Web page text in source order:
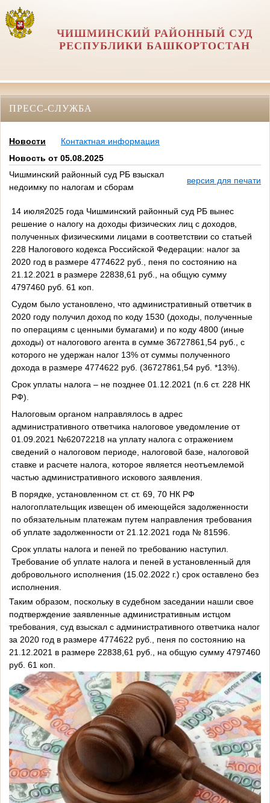
ЧИШМИНСКИЙ РАЙОННЫЙ СУД
РЕСПУБЛИКИ БАШКОРТОСТАН
ПРЕСС-СЛУЖБА
Новости
Контактная информация
Новость от 05.08.2025
Чишминский районный суд РБ взыскал
недоимку по налогам и сборам
версия для печати
14 июля2025 года Чишминский районный суд РБ вынес
решение о налогу на доходы физических лиц с доходов,
полученных физическими лицами в соответствии со статьей
228 Налогового кодекса Российской Федерации: налог за
2020 год в размере 4774622 руб., пеня по состоянию на
21.12.2021 в размере 22838,61 руб., на общую сумму
4797460 руб. 61 коп.
Судом было установлено, что административный ответчик в
2020 году получил доход по коду 1530 (доходы, полученные
по операциям с ценными бумагами) и по коду 4800 (иные
доходы) от налогового агента в сумме 36727861,54 руб., с
которого не удержан налог 13% от суммы полученного
дохода в размере 4774622 руб. (36727861,54 руб. *13%).
Срок уплаты налога – не позднее 01.12.2021 (п.6 ст. 228 НК
РФ).
Налоговым органом направлялось в адрес
административного ответчика налоговое уведомление от
01.09.2021 №62072218 на уплату налога с отражением
сведений о налоговом периоде, налоговой базе, налоговой
ставке и расчете налога, которое является неотъемлемой
частью административного искового заявления.
В порядке, установленном ст. ст. 69, 70 НК РФ
налогоплательщик извещен об имеющейся задолженности
по обязательным платежам путем направления требования
об уплате задолженности от 21.12.2021 года № 81596.
Срок уплаты налога и пеней по требованию наступил.
Требование об уплате налога и пеней в установленный для
добровольного исполнения (15.02.2022 г.) срок оставлено без
исполнения.
Таким образом, поскольку в судебном заседании нашли свое
подтверждение заявленные административным истцом
требования, суд взыскал с административного ответчика налог
за 2020 год в размере 4774622 руб., пеня по состоянию на
21.12.2021 в размере 22838,61 руб., на общую сумму 4797460
руб. 61 коп.